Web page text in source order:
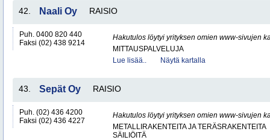
42. Naali Oy RAISIO
Puh. 0400 820 440
Faksi (02) 438 9214
Hakutulos löytyi yrityksen omien www-sivujen
MITTAUSPALVELUJA
Lue lisää..
Näytä kartalla
43. Sepät Oy RAISIO
Puh. (02) 436 4200
Faksi (02) 436 4227
Hakutulos löytyi yrityksen omien www-sivujen
METALLIRAKENTEITA JA TERÄSRAKENTEITA
SÄILIÖITÄ